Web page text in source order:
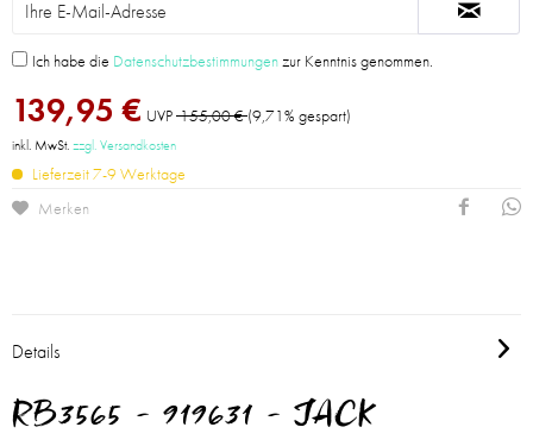
Ich habe die Datenschutzbestimmungenzur Kenntnis genommen.
139,95 € UVP155,00 €(9,71% gespart)
inkl. MwSt.zzgl. Versandkosten
Lieferzeit 7-9 Werktage
Merken
Details
RB3565 - 919631 - JACK